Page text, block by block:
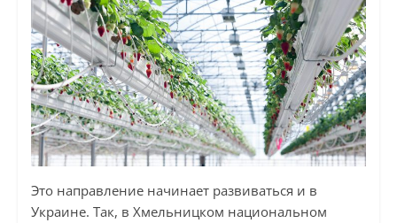
Это направление начинает развиваться и в
Украине. Так, в Хмельницком национальном